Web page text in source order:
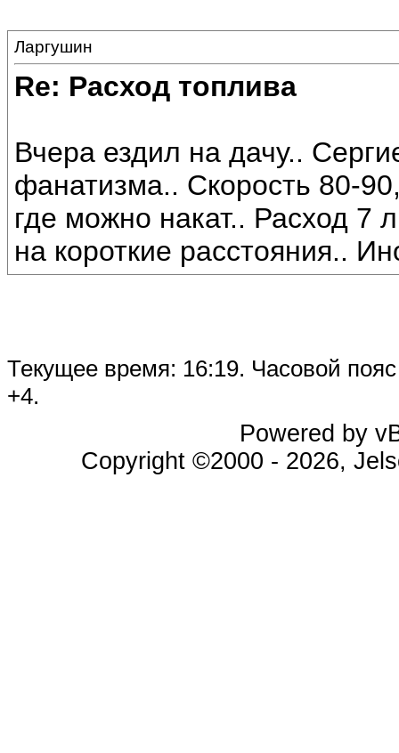
Ларгушин
Re: Расход топлива
Вчера ездил на дачу..
фанатизма.. Скорость 80-
где можно накат.. Расход 7
на короткие расстояния..
Текущее время: 16:19. Часовой
+4.
Powered by
Copyright ©2000 - 2026,